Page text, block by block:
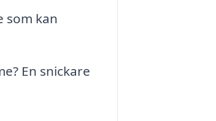
som kan
En snickare